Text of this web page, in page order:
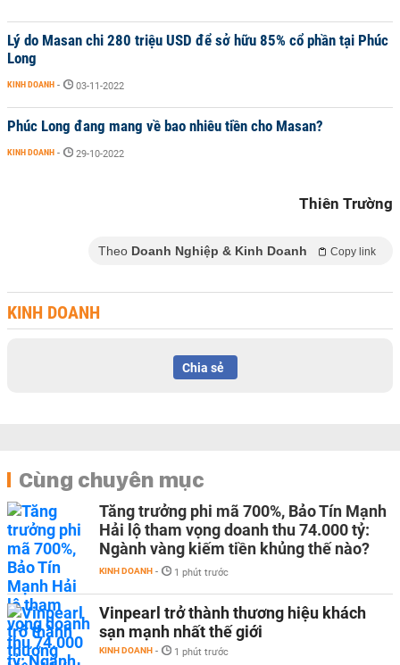
Lý do Masan chi 280 triệu USD để sở hữu 85% cổ phần tại Phúc
Long
KINH DOANH - 03-11-2022
Phúc Long đang mang về bao nhiêu tiền cho Masan?
KINH DOANH - 29-10-2022
Thiên Trường
Theo Doanh Nghiệp & Kinh Doanh Copy link
KINH DOANH
Chia sẻ
Cùng chuyên mục
Tăng trưởng phi mã 700%, Bảo Tín Mạnh
Hải lộ tham vọng doanh thu 74.000 tỷ:
Ngành vàng kiếm tiền khủng thế nào?
KINH DOANH - 1 phút trước
Vinpearl trở thành thương hiệu khách
sạn mạnh nhất thế giới
KINH DOANH - 1 phút trước